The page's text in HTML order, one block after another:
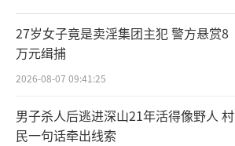
27岁女子竟是卖淫集团主犯 警方悬赏8
万元缉捕
2026-08-07 09:41:25
男子杀人后逃进深山21年活得像野人 村
民一句话牵出线索